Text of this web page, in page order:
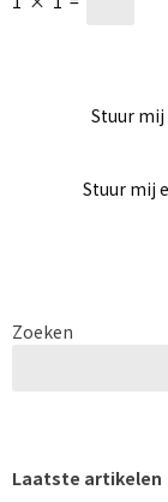
Stuur
Stuur mij
Zoeken
Laatste artikelen